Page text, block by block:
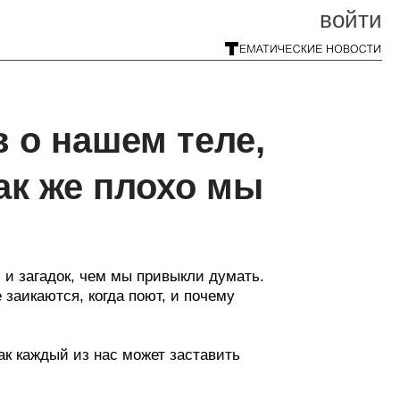
войти
нашем теле,
же плохо мы
загадок, чем мы привыкли думать.
когда поют, и почему
каждый из нас может заставить